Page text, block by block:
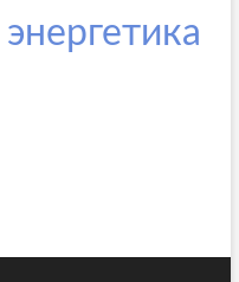
энергетика